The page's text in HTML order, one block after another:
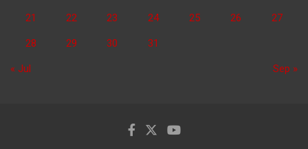
21 22 23 24 25 26 27
28 29 30 31
« Jul Sep »